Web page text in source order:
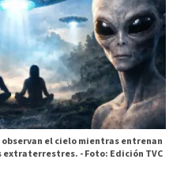
el cielo mientras entrenan
extraterrestres. -Foto: Edición TVC